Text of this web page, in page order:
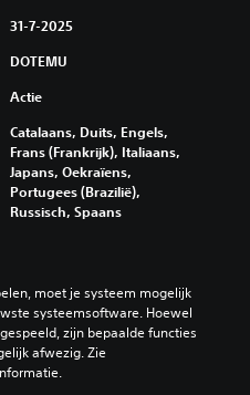
31-7-2025
DOTEMU
Actie
Catalaans, Duits, Engels,
Frans (Frankrijk), Italiaans,
Japans, Oekraïens,
Portugees (Brazilië),
Russisch, Spaans
moet je systeem mogelijk
systeemsoftware. Hoewel
zijn bepaalde functies
afwezig. Zie